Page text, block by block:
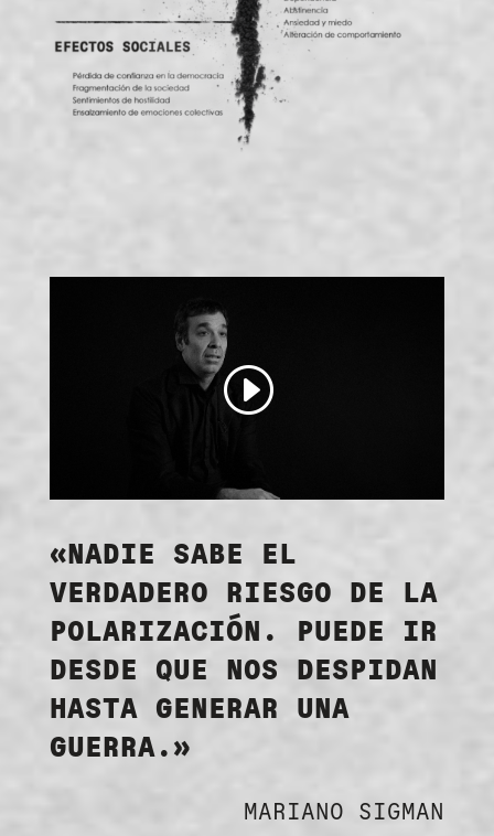
«NADIE SABE EL
VERDADERO RIESGO DE LA
POLARIZACIÓN. PUEDE IR
DESDE QUE NOS DESPIDAN
HASTA GENERAR UNA
GUERRA.»
MARIANO SIGMAN